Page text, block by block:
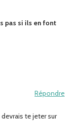
pas si ils en font
Répondre
te jeter sur